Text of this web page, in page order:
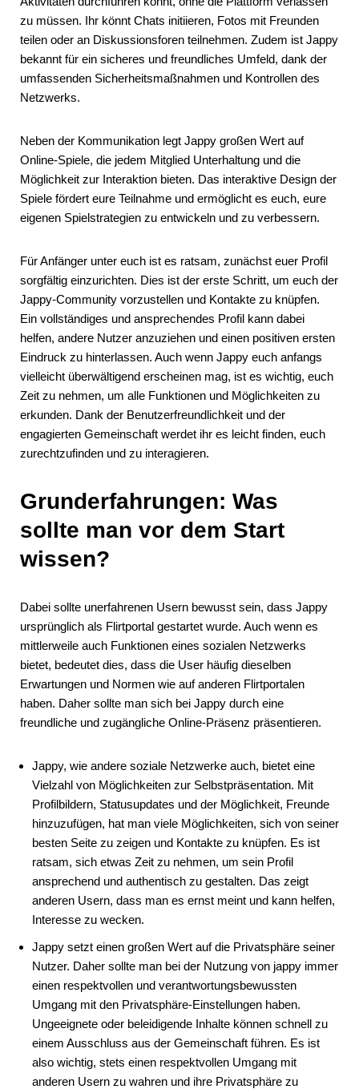
zu müssen. Ihr könnt Chats initiieren, Fotos mit Freunden
teilen oder an Diskussionsforen teilnehmen. Zudem ist Jappy
bekannt für ein sicheres und freundliches Umfeld, dank der
umfassenden Sicherheitsmaßnahmen und Kontrollen des
Netzwerks.
Neben der Kommunikation legt Jappy großen Wert auf
Online-Spiele, die jedem Mitglied Unterhaltung und die
Möglichkeit zur Interaktion bieten. Das interaktive Design der
Spiele fördert eure Teilnahme und ermöglicht es euch, eure
eigenen Spielstrategien zu entwickeln und zu verbessern.
Für Anfänger unter euch ist es ratsam, zunächst euer Profil
sorgfältig einzurichten. Dies ist der erste Schritt, um euch der
Jappy-Community vorzustellen und Kontakte zu knüpfen.
Ein vollständiges und ansprechendes Profil kann dabei
helfen, andere Nutzer anzuziehen und einen positiven ersten
Eindruck zu hinterlassen. Auch wenn Jappy euch anfangs
vielleicht überwältigend erscheinen mag, ist es wichtig, euch
Zeit zu nehmen, um alle Funktionen und Möglichkeiten zu
erkunden. Dank der Benutzerfreundlichkeit und der
engagierten Gemeinschaft werdet ihr es leicht finden, euch
zurechtzufinden und zu interagieren.
Grunderfahrungen: Was
sollte man vor dem Start
wissen?
Dabei sollte unerfahrenen Usern bewusst sein, dass Jappy
ursprünglich als Flirtportal gestartet wurde. Auch wenn es
mittlerweile auch Funktionen eines sozialen Netzwerks
bietet, bedeutet dies, dass die User häufig dieselben
Erwartungen und Normen wie auf anderen Flirtportalen
haben. Daher sollte man sich bei Jappy durch eine
freundliche und zugängliche Online-Präsenz präsentieren.
Jappy, wie andere soziale Netzwerke auch, bietet eine
Vielzahl von Möglichkeiten zur Selbstpräsentation. Mit
Profilbildern, Statusupdates und der Möglichkeit, Freunde
hinzuzufügen, hat man viele Möglichkeiten, sich von seiner
besten Seite zu zeigen und Kontakte zu knüpfen. Es ist
ratsam, sich etwas Zeit zu nehmen, um sein Profil
ansprechend und authentisch zu gestalten. Das zeigt
anderen Usern, dass man es ernst meint und kann helfen,
Interesse zu wecken.
Jappy setzt einen großen Wert auf die Privatsphäre seiner
Nutzer. Daher sollte man bei der Nutzung von jappy immer
einen respektvollen und verantwortungsbewussten
Umgang mit den Privatsphäre-Einstellungen haben.
Ungeeignete oder beleidigende Inhalte können schnell zu
einem Ausschluss aus der Gemeinschaft führen. Es ist
also wichtig, stets einen respektvollen Umgang mit
anderen Usern zu wahren und ihre Privatsphäre zu